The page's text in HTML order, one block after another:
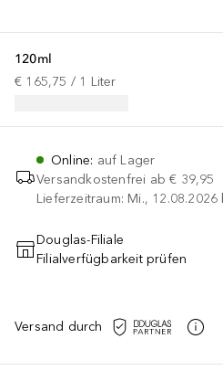
120ml
€ 165,75 / 1 Liter
Online: auf Lager
Versandkostenfrei ab € 39,95
Lieferzeitraum: Mi., 12.08.2026
IN DEN
Douglas-Filiale
Filialverfügbarkeit prüfen
Versand durch